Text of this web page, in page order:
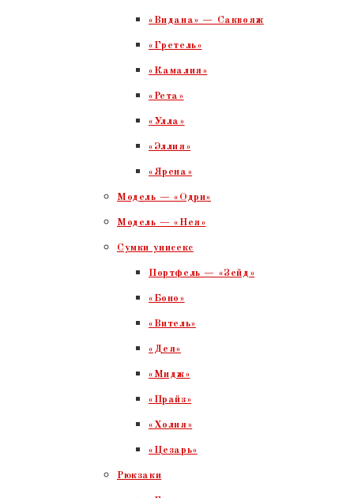
«Видана» — Саквояж
«Гретель»
«Камалия»
«Рета»
«Улла»
«Эллия»
«Ярена»
Модель — «Одри»
Модель — «Нея»
Сумки унисекс
Портфель — «Зейд»
«Боно»
«Витель»
«Дея»
«Мидж»
«Прайз»
«Холия»
«Цезарь»
Рюкзаки